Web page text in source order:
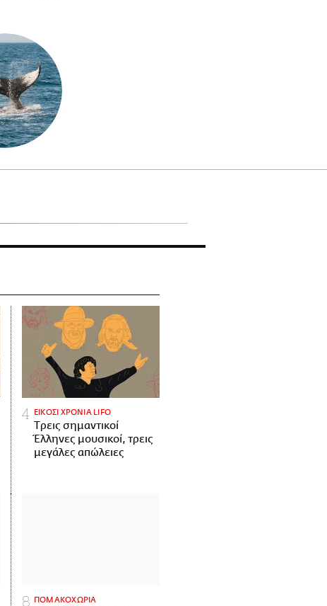
ΕΙΚΟΣΙ ΧΡΟΝΙΑ LIFO
Tρεις σημαντικοί
Έλληνες μουσικοί, τρεις
μεγάλες απώλειες
ΠΟΜΑΚΟΧΩΡΙΑ